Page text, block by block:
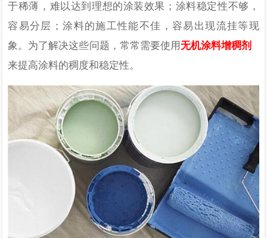
于稀薄，难以达到理想的涂装效果；涂料稳定性不够，
容易分层；涂料的施工性能不佳，容易出现流挂等现
象。为了解决这些问题，常常需要使用无机涂料增稠剂
来提高涂料的稠度和稳定性。